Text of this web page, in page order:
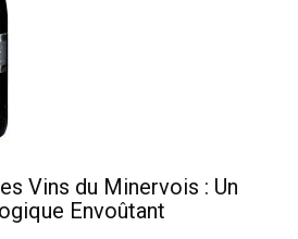
Vins du Minervois : Un
Envoûtant